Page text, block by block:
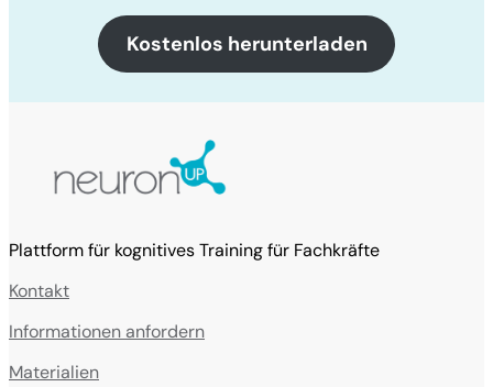
Kostenlos herunterladen
Plattform für kognitives Training für Fachkräfte
Kontakt
Informationen anfordern
Materialien